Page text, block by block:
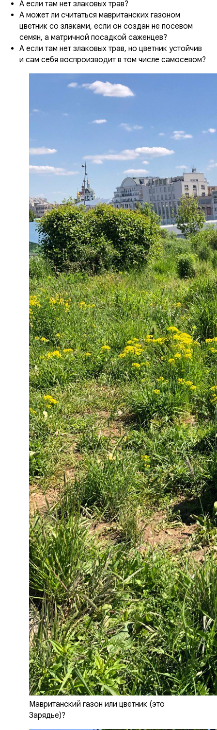
А если там нет злаковых трав?
А может ли считаться мавританских газоном
цветник со злаками, если он создан не посевом
семян, а матричной посадкой саженцев?
А если там нет злаковых трав, но цветник устойчив
и сам себя воспроизводит в том числе самосевом?
Мавританский газон или цветник (это
Зарядье)?